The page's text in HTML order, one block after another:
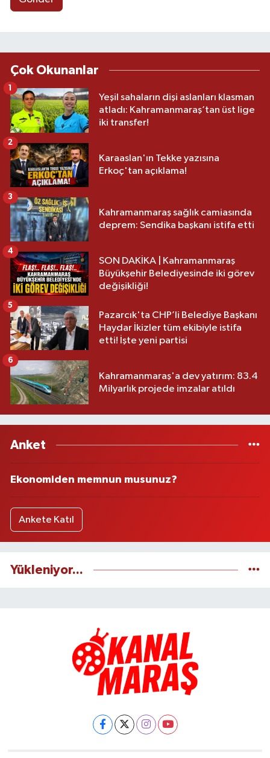
Çok Okunanlar
Yeşil sahaların dişi aslanları klasman
atladı: Kahramanmaraş’tan üst lige
iki transfer!
1
Karaaslan'ın Tekke yazısına
Erkoç'tan açıklama!
2
Kahramanmaraş sağlık camiasında
deprem: Sendika başkanı istifa etti
3
SON DAKİKA | Kahramanmaraş
Büyükşehir Belediyesinde iki görev
değişikliği!
4
Pazarcık'ta CHP’li Belediye Başkanı
Haydar İkizler tüm ekibiyle istifa
etti! İşte yeni partisi
5
Kahramanmaraş'a dev yatırım: 83.4
Milyarlık projede imzalar atıldı
6
Anket
Ekonomiden memnun musunuz?
Ankete Katıl
Yükleniyor...